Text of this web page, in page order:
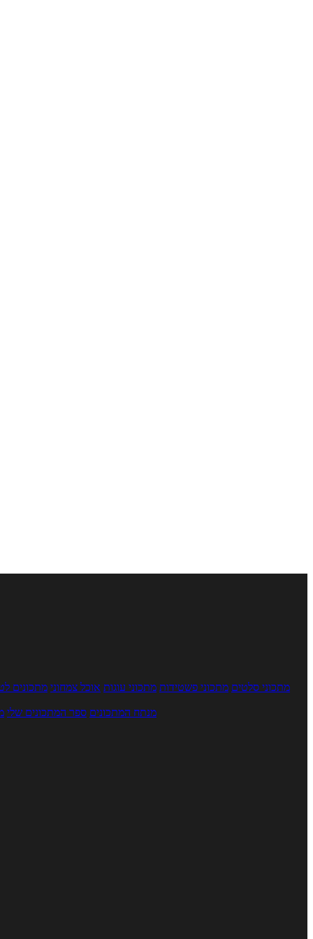
מתכוני סלטים מתכוני פשטידות מתכוני עוגות אוכל צמחוני מתכונים
מנתח המתכונים ספר המתכונים שלי